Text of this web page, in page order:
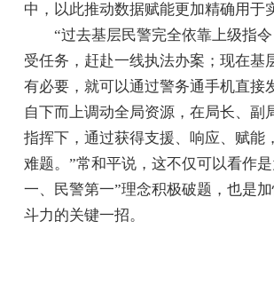
中，以此推动数据赋能更加精确用于
“过去基层民警完全依靠上级指令
受任务，赶赴一线执法办案；现在基
有必要，就可以通过警务通手机直接
自下而上调动全局资源，在局长、副
指挥下，通过获得支援、响应、赋能
难题。”常和平说，这不仅可以看作
一、民警第一”理念积极破题，也是
斗力的关键一招。